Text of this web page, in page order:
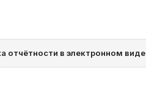
отчётности в электронном виде